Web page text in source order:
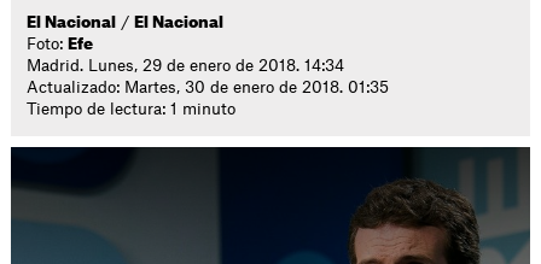
El Nacional / El Nacional
Foto: Efe
Madrid. Lunes, 29 de enero de 2018. 14:34
Actualizado: Martes, 30 de enero de 2018. 01:35
Tiempo de lectura: 1 minuto